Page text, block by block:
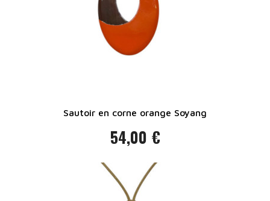
Sautoir en corne orange Soyang
Prix
54,00 €